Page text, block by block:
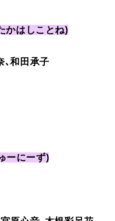
かはしことね)
､和田承子
ーにーず)